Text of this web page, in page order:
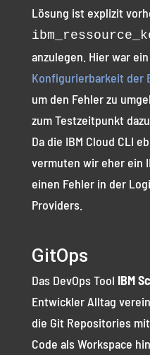
Lösung ist explizit
anzulegen. Hier war ein
Konfigurierbarkeit der
um den Fehler zu
zum Testzeitpunkt
Da die IBM Cloud CLI
vermuten wir eher ein
einen Fehler in der
Providers.
GitOps
Das DevOps Tool IBM
Entwickler Alltag
die Git Repositories
Code als Workspace